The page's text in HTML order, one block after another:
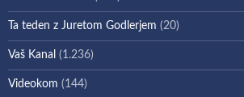
Ta teden z Juretom Godlerjem (20)
Vaš Kanal (1.236)
Videokom (144)